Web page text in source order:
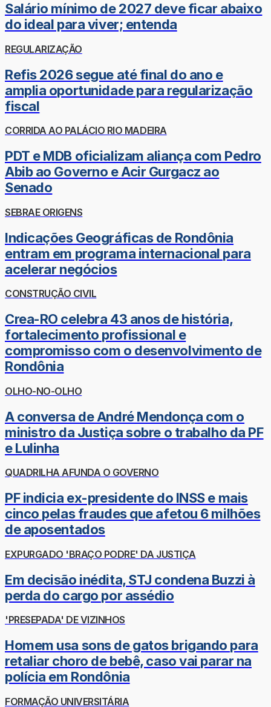
Salário mínimo de 2027 deve ficar abaixo
do ideal para viver; entenda
REGULARIZAÇÃO
Refis 2026 segue até final do ano e
amplia oportunidade para regularização
fiscal
CORRIDA AO PALÁCIO RIO MADEIRA
PDT e MDB oficializam aliança com Pedro
Abib ao Governo e Acir Gurgacz ao
Senado
SEBRAE ORIGENS
Indicações Geográficas de Rondônia
entram em programa internacional para
acelerar negócios
CONSTRUÇÃO CIVIL
Crea-RO celebra 43 anos de história,
fortalecimento profissional e
compromisso com o desenvolvimento de
Rondônia
OLHO-NO-OLHO
A conversa de André Mendonça com o
ministro da Justiça sobre o trabalho da PF
e Lulinha
QUADRILHA AFUNDA O GOVERNO
PF indicia ex-presidente do INSS e mais
cinco pelas fraudes que afetou 6 milhões
de aposentados
EXPURGADO 'BRAÇO PODRE' DA JUSTIÇA
Em decisão inédita, STJ condena Buzzi à
perda do cargo por assédio
'PRESEPADA' DE VIZINHOS
Homem usa sons de gatos brigando para
retaliar choro de bebê, caso vai parar na
polícia em Rondônia
FORMAÇÃO UNIVERSITÁRIA